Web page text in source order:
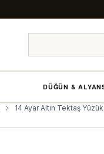
DÜĞÜN &
14 Ayar Altın Tektaş Yüzük